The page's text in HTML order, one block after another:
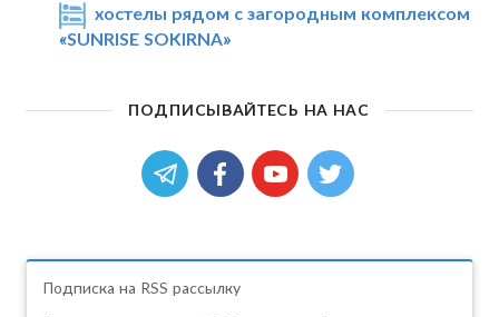
хостелы рядом с загородным комплексом
«SUNRISE SOKIRNA»
ПОДПИСЫВАЙТЕСЬ НА НАС
Подписка на RSS рассылку